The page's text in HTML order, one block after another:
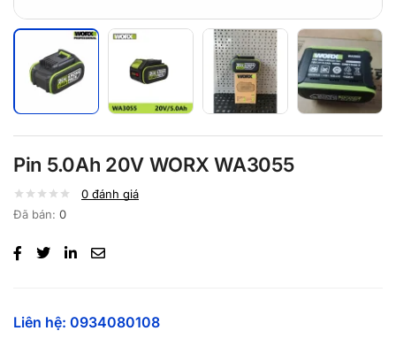
Pin 5.0Ah 20V WORX WA3055
0 đánh giá
Đã bán: 0
Liên hệ: 0934080108